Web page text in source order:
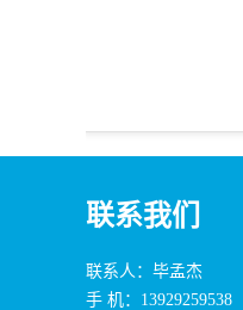
联系我们
联系人：毕孟杰
手 机：13929259538